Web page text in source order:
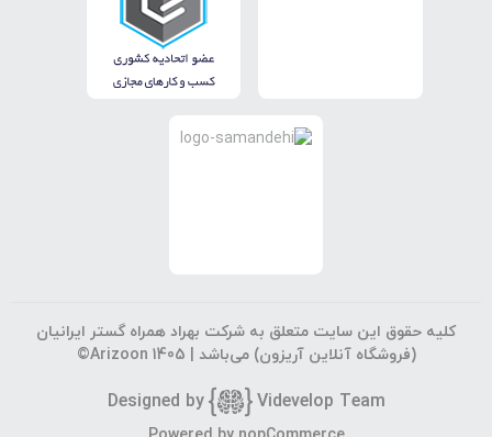
جستجوی پیشرفته
کلیه حقوق این سایت متعلق به شرکت بهراد همراه گستر ایرانیان
(فروشگاه آنلاین آریزون) می‌باشد | ©Arizoon 1405
Designed by Videvelop Team